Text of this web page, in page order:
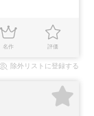
名作 評価
除外リストに登録する